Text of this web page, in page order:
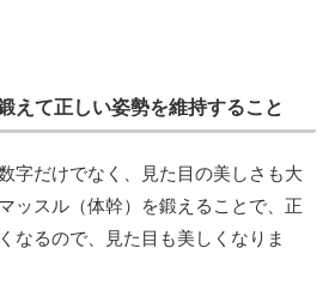
えて正しい姿勢を維持すること
字だけでなく、見た目の美しさも大
ッスル（体幹）を鍛えることで、正
なるので、見た目も美しくなりま